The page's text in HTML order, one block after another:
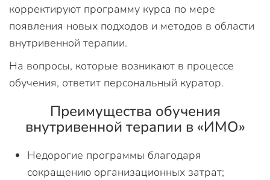
корректируют программу курса по мере
появления новых подходов и методов в области
внутривенной терапии.
На вопросы, которые возникают в процессе
обучения, ответит персональный куратор.
Преимущества обучения
внутривенной терапии в «ИМО»
Недорогие программы благодаря
сокращению организационных затрат;